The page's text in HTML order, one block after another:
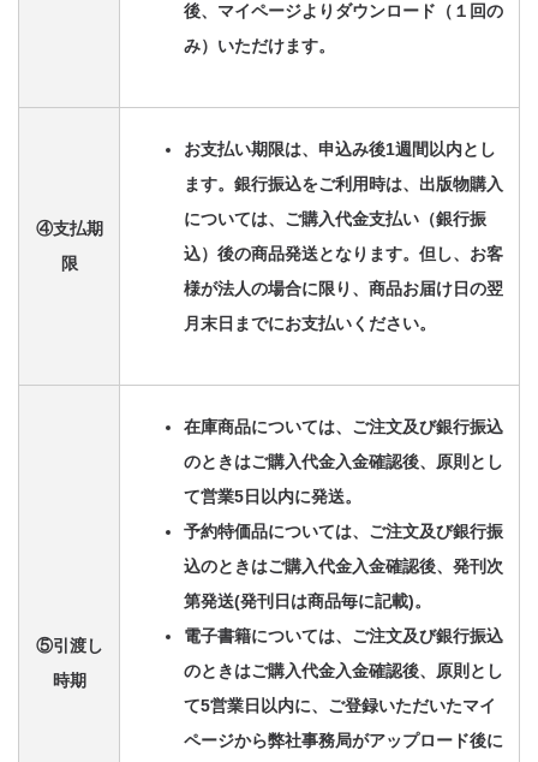
後、マイページよりダウンロード（１回の
み）いただけます。
④支払期
限
お支払い期限は、申込み後1週間以内とし
ます。銀行振込をご利用時は、出版物購入
については、ご購入代金支払い（銀行振
込）後の商品発送となります。但し、お客
様が法人の場合に限り、商品お届け日の翌
月末日までにお支払いください。
⑤引渡し
時期
在庫商品については、ご注文及び銀行振込
のときはご購入代金入金確認後、原則とし
て営業5日以内に発送。
予約特価品については、ご注文及び銀行振
込のときはご購入代金入金確認後、発刊次
第発送(発刊日は商品毎に記載)。
電子書籍については、ご注文及び銀行振込
のときはご購入代金入金確認後、原則とし
て5営業日以内に、ご登録いただいたマイ
ページから弊社事務局がアップロード後に